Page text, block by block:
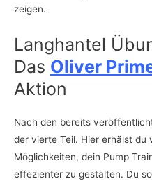
zeigen.
Langhantel
Das Oliver
Aktion
Nach den bereits
der vierte Teil. Hier erhälst du
Möglichkeiten, dein Pump
effezienter zu gestalten. Du